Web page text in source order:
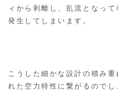
ィから剥離し、乱流となっ
発生してしまいます。
こうした細かな設計の積み
れた空力特性に繋がるのでし